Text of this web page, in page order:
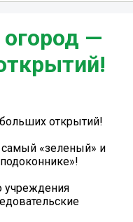
—
открытий!
«зеленый» и
учреждения